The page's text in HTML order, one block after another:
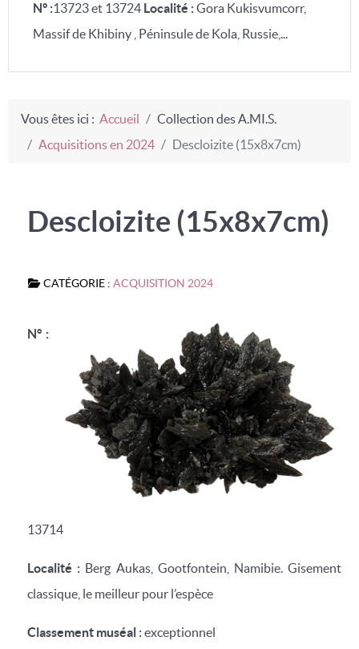
N° :13723 et 13724 Localité :Gora Kukisvumcorr,
Massif de Khibiny , Péninsule de Kola, Russie,...
Vous êtes ici : Accueil
Collection des A.MI.S.
Acquisitions en 2024
Descloizite (15x8x7cm)
Descloizite (15x8x7cm)
CATÉGORIE : ACQUISITION 2024
N° :
13714
Localité : Berg Aukas, Gootfontein, Namibie. Gisement
classique, le meilleur pour l’espèce
Classement muséal :exceptionnel